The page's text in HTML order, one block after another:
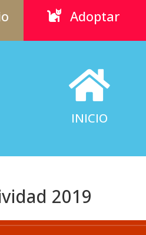
 Adoptar

INICIO
2019